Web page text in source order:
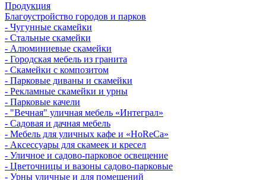
Продукция
Благоустройство городов и парков
- Чугунные скамейки
- Стальные скамейки
- Алюминиевые скамейки
- Городская мебель из гранита
- Скамейки с композитом
- Парковые диваны и скамейки
- Рекламные скамейки и урны
- Парковые качели
- "Вечная" уличная мебель «Интеграл»
- Садовая и дачная мебель
- Мебель для уличных кафе и «HoReCa»
- Аксессуары для скамеек и кресел
- Уличное и садово-парковое освещение
- Цветочницы и вазоны садово-парковые
- Урны уличные и для помещений